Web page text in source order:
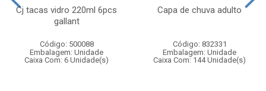
Cj tacas vidro 220ml 6pcs
gallant
Código: 500088
Embalagem: Unidade
Caixa Com: 6 Unidade(s)
Capa de chuva adulto
Código: 832331
Embalagem: Unidade
Caixa Com: 144 Unidade(s)